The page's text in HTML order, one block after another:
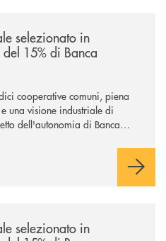
selezionato in
15% di Banca
cooperative comuni, piena
una visione industriale di
dell'autonomia di Banca
finalizzazione dell’operazione.
selezionato in